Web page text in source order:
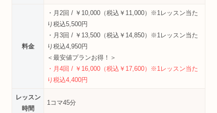
料金
・月2回 / ￥10,000（税込￥11,000）※1レッスン当た
り税込5,500円
・月3回 / ￥13,500（税込￥14,850）※1レッスン当た
り税込4,950円
＜最安値プランお得！＞
・月4回 / ￥16,000（税込￥17,600）※1レッスン当た
り税込4,400円
レッスン
時間
1コマ45分